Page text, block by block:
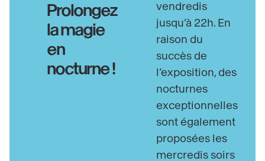
Prolongez
la magie
en
nocturne !
vendredis
jusqu’à 22h. En
raison du
succès de
l’exposition, des
nocturnes
exceptionnelles
sont également
proposées les
mercredis soirs